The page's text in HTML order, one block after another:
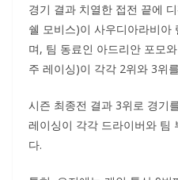
경기 결과 치열한 접전 끝에
쉘 모비스)이 사우디아라비아
며, 팀 동료인 아드리안 포모
주 레이싱)이 각각 2위와 3위
시즌 최종전 결과 3위로 경기
레이싱이 각각 드라이버와 팀
다.